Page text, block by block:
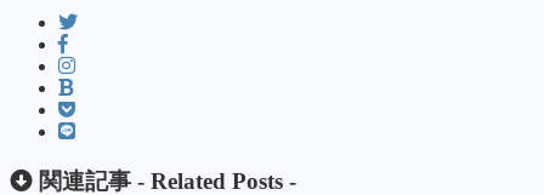
関連記事 - Related Posts -